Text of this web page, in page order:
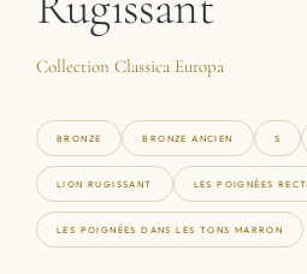
Collection Classica Europa
BRONZE BRONZE ANCIEN S
LION RUGISSANT LES POIGNÉES
LES POIGNÉES DANS LES TONS MARRON